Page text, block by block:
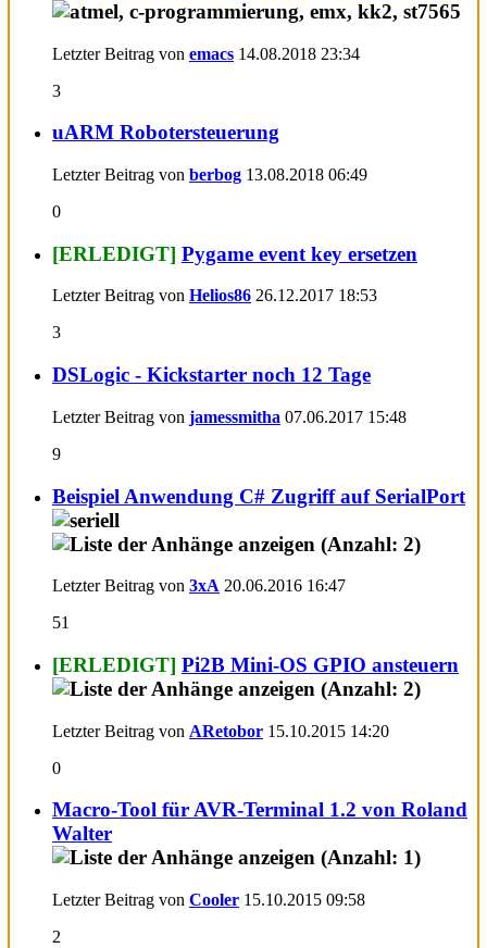
Letzter Beitrag von emacs 14.08.2018 23:34
3
uARM Robotersteuerung
Letzter Beitrag von berbog 13.08.2018 06:49
0
[ERLEDIGT] Pygame event key ersetzen
Letzter Beitrag von Helios86 26.12.2017 18:53
3
DSLogic - Kickstarter noch 12 Tage
Letzter Beitrag von jamessmitha 07.06.2017 15:48
9
Beispiel Anwendung C# Zugriff auf SerialPort
Letzter Beitrag von 3xA 20.06.2016 16:47
51
[ERLEDIGT] Pi2B Mini-OS GPIO ansteuern
Letzter Beitrag von ARetobor 15.10.2015 14:20
0
Macro-Tool für AVR-Terminal 1.2 von Roland
Walter
Letzter Beitrag von Cooler 15.10.2015 09:58
2